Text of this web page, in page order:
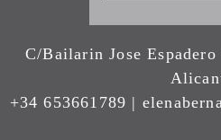
C/Bailarin Jose
+34 653661789 |